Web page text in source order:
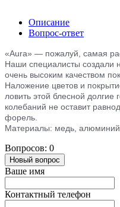
Описание
Вопрос-ответ
«Aura» — пожалуй, самая
Наши специалисты создали
очень высоким качеством
Наложение цветов и
ловить этой блесной
колебаний не оставит
форель.
Материалы: медь, алюминий,
Вопросов: 0
Новый вопрос
Ваше имя
Контактный телефон